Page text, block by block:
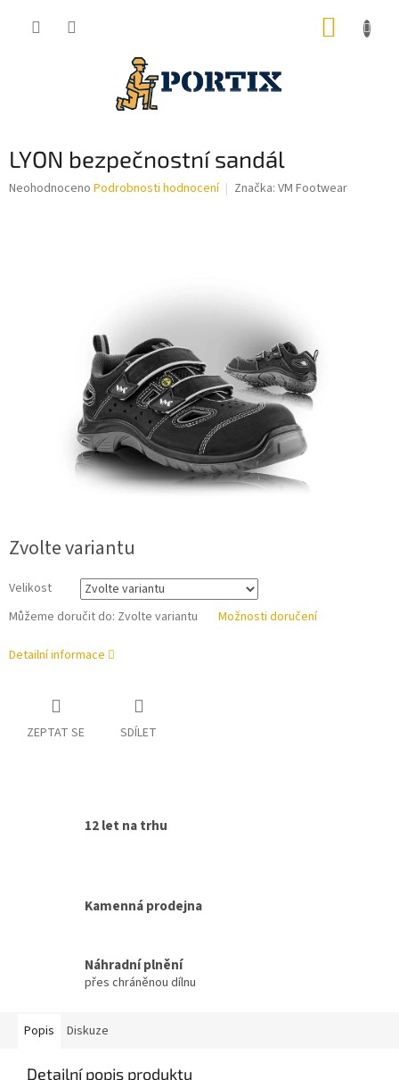
LYON bezpečnostní sandál
Průměrné
Neohodnoceno Podrobnosti hodnocení Značka: VM Footwear
Zvolte variantu
Velikost
Můžeme doručit do: Zvolte variantu Možnosti doručení
Detailní informace
ZEPTAT SE SDÍLET
12 let na trhu
Kamenná prodejna
Náhradní plnění
přes chráněnou dílnu
Popis Diskuze
Detailní popis produktu